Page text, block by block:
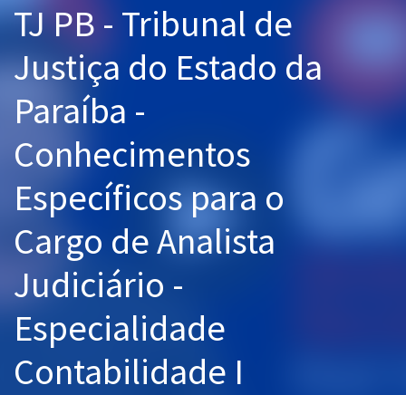
Cursos 20% OFF
Pós
Graduação
OAB
Questões grátis
Conteúdo gratuito
Aprovados
TJ PB - Tribunal de
Justiça do Estado da
Paraíba -
Conhecimentos
Específicos para o
Cargo de Analista
Judiciário -
Especialidade
Contabilidade I